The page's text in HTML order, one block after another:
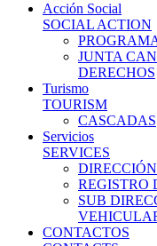
Acción Social
SOCIAL ACTION
JUNTA
DERECHOS
Turismo
TOURISM
CASCADAS
Servicios
SERVICES
REGISTRO
SUB
CONTACTOS